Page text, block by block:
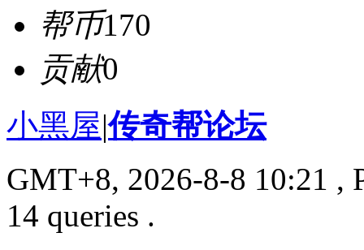
帮币170
贡献0
小黑屋|传奇帮论坛
GMT+8, 2026-8-8 10:21 ,
14 queries .